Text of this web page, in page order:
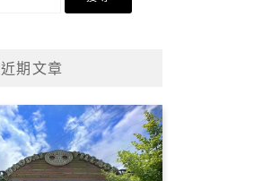
近期文章